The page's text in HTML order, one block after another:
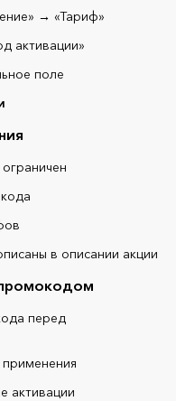
→ «Тариф»
активации»
поле
кода
в описании акции
перед
активации